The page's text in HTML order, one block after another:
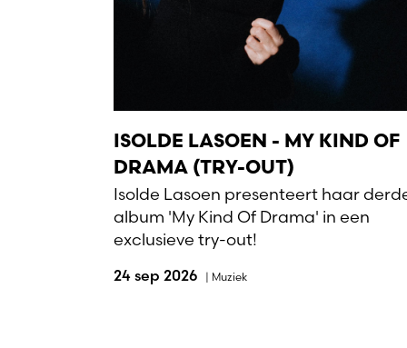
ISOLDE LASOEN - MY KIND OF
DRAMA (TRY-OUT)
Isolde Lasoen presenteert haar
album 'My Kind Of Drama' in een
exclusieve try-out!
24 sep 2026 | Muziek